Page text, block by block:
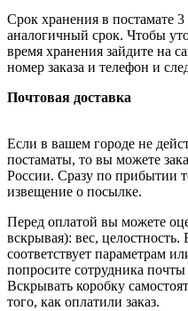
Срок хранения в постамате
аналогичный срок. Чтобы
время хранения зайдите на
номер заказа и телефон и
Почтовая доставка
Если в вашем городе не
постаматы, то вы можете
России. Сразу по прибытии
извещение о посылке.
Перед оплатой вы можете
вскрывая): вес, целостность.
соответствует параметрам
попросите сотрудника
Вскрывать коробку
того, как оплатили заказ.